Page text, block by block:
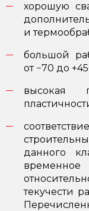
хорошую
и
большой
от −70 до
высокая
данного
текучести